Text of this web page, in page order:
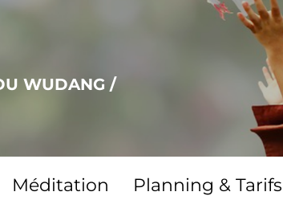
WUDANG /
Méditation Planning & Tarifs